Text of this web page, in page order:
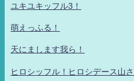
ユキユキッフル3！
萌えっふる！
天にまします我ら！
ヒロシッフル！ヒロシデース山